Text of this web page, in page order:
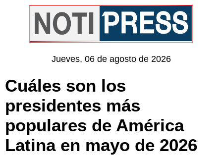
Jueves, 06 de agosto de 2026
Cuáles son los
presidentes más
populares de América
Latina en mayo de 2026